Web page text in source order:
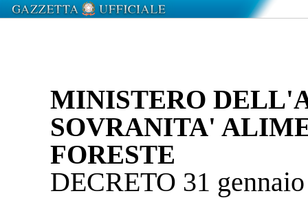
MINISTERO
SOVRANITA'
FORESTE
DECRETO 31